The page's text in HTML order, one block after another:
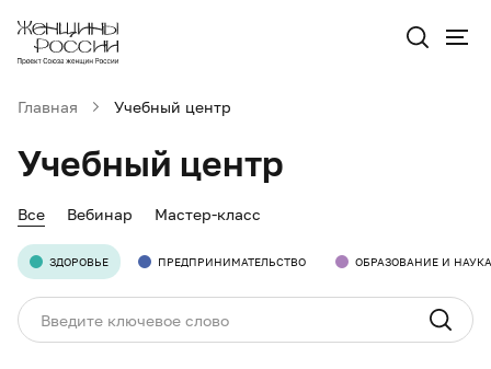
Главная Учебный центр
Учебный центр
Все Вебинар Мастер-класс
ЗДОРОВЬЕ ПРЕДПРИНИМАТЕЛЬСТВО ОБРАЗОВАНИЕ И НАУКА